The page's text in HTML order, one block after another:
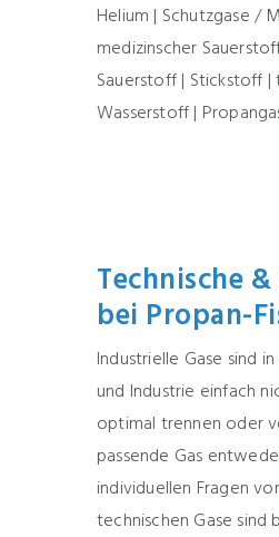
Helium | Schutzgase /
medizinscher
Sauerstoff | Stickstoff |
Wasserstoff |
Technische
bei Propan-
Industrielle Gase sind
und Industrie einfach
optimal trennen oder
passende Gas
individuellen Fragen
technischen Gase sind